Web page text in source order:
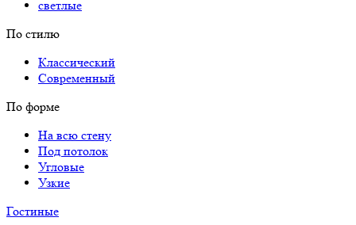
светлые
По стилю
Классический
Современный
По форме
На всю стену
Под потолок
Угловые
Узкие
Гостиные